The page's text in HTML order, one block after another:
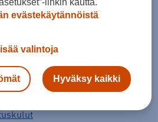
evästekäytännöistä
valintoja
Hyväksy kaikki